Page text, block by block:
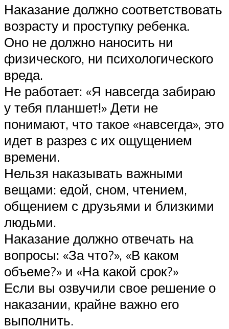
Наказание должно соответствовать
возрасту и проступку ребенка.
Оно не должно наносить ни
физического, ни психологического
вреда.
Не работает: «Я навсегда забираю
у тебя планшет!» Дети не
понимают, что такое «навсегда», это
идет в разрез с их ощущением
времени.
Нельзя наказывать важными
вещами: едой, сном, чтением,
общением с друзьями и близкими
людьми.
Наказание должно отвечать на
вопросы: «За что?», «В каком
объеме?» и «На какой срок?»
Если вы озвучили свое решение о
наказании, крайне важно его
выполнить.